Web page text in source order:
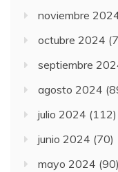
noviembre
octubre 2024
septiembre
agosto 2024
julio 2024 (112)
junio 2024 (70)
mayo 2024 (90)